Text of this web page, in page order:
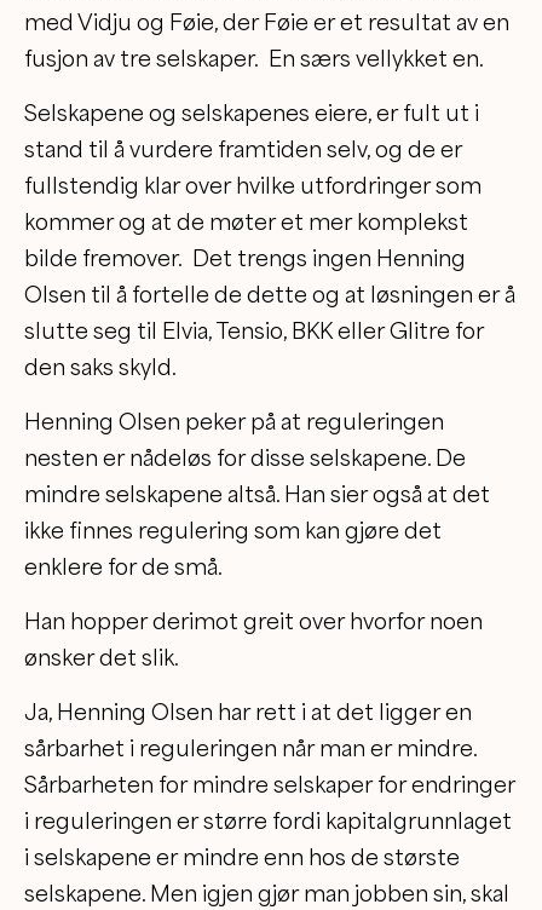
med Vidju og Føie, der Føie er et resultat av en
fusjon av tre selskaper. En særs vellykket en.
Selskapene og selskapenes eiere, er fult ut i
stand til å vurdere framtiden selv, og de er
fullstendig klar over hvilke utfordringer som
kommer og at de møter et mer komplekst
bilde fremover. Det trengs ingen Henning
Olsen til å fortelle de dette og at løsningen er å
slutte seg til Elvia, Tensio, BKK eller Glitre for
den saks skyld.
Henning Olsen peker på at reguleringen
nesten er nådeløs for disse selskapene. De
mindre selskapene altså. Han sier også at det
ikke finnes regulering som kan gjøre det
enklere for de små.
Han hopper derimot greit over hvorfor noen
ønsker det slik.
Ja, Henning Olsen har rett i at det ligger en
sårbarhet i reguleringen når man er mindre.
Sårbarheten for mindre selskaper for endringer
i reguleringen er større fordi kapitalgrunnlaget
i selskapene er mindre enn hos de største
selskapene. Men igjen gjør man jobben sin, skal